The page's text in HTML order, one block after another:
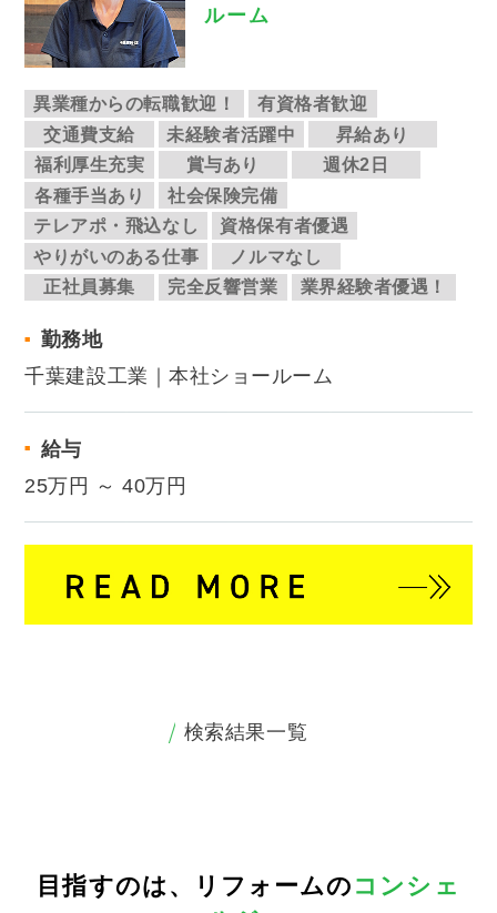
ルーム
異業種からの転職歓迎！
有資格者歓迎
交通費支給
未経験者活躍中
昇給あり
福利厚生充実
賞与あり
週休2日
各種手当あり
社会保険完備
テレアポ・飛込なし
資格保有者優遇
やりがいのある仕事
ノルマなし
正社員募集
完全反響営業 業界経験者優遇！
勤務地
千葉建設工業｜本社ショールーム
給与
25万円 ～ 40万円
検索結果一覧
目指すのは、 リフォームの コンシェ